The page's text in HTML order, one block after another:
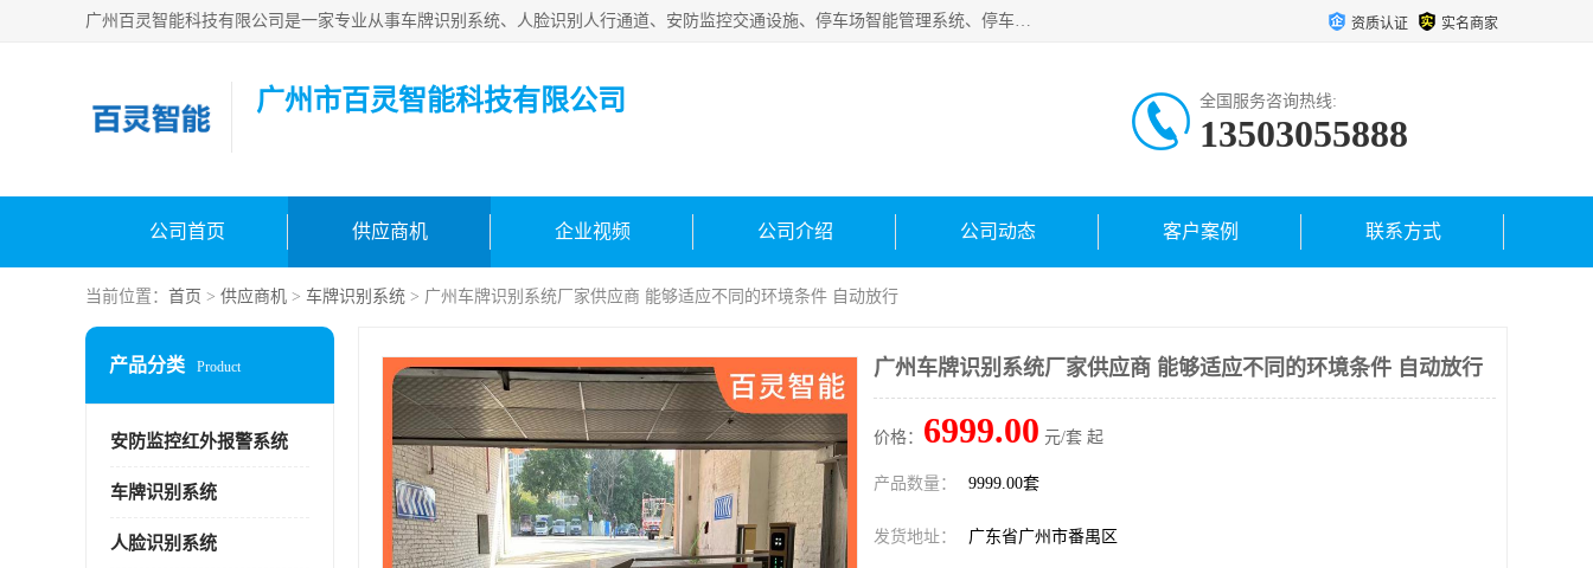
广州百灵智能科技有限公司是一家专业从事车牌识别系统、人脸识别人行通道、安防监控交通设施、停车场智能管理系统、停车场云平台、车牌识别一体机、自动道闸、通道设备、交通设施及交通划线等产品研发、生产和销售的高新技术企业。 资质认证 实名商家
广州市百灵智能科技有限公司 全国服务咨询热线:
13503055888
公司首页 供应商机 企业视频 公司介绍 公司动态 客户案例 联系方式
当前位置： 首页 > 供应商机 > 车牌识别系统 > 广州车牌识别系统厂家供应商 能够适应不同的环境条件 自动放行
产品分类 Product
安防监控红外报警系统
车牌识别系统
人脸识别系统
广州车牌识别系统厂家供应商 能够适应不同的环境条件 自动放行
价格： 6999.00 元/套 起
产品数量： 9999.00套
发货地址： 广东省广州市番禺区